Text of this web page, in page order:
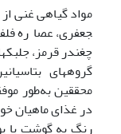
جعفری، عصاره
چغندر قرمز،
گروههای
محققین به‌طور
در غذای ماهیان